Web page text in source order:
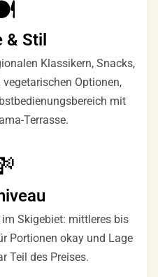
& Stil
Klassikern, Snacks,
Optionen,
mit
Terrasse.
Skigebiet: mittleres bis
Portionen okay und Lage
Teil des Preises.